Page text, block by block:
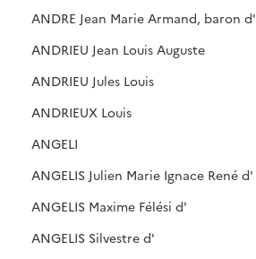
ANDRE Jean Marie Armand, baron d'
ANDRIEU Jean Louis Auguste
ANDRIEU Jules Louis
ANDRIEUX Louis
ANGELI
ANGELIS Julien Marie Ignace René d'
ANGELIS Maxime Félési d'
ANGELIS Silvestre d'